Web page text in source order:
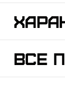
ВСЕ